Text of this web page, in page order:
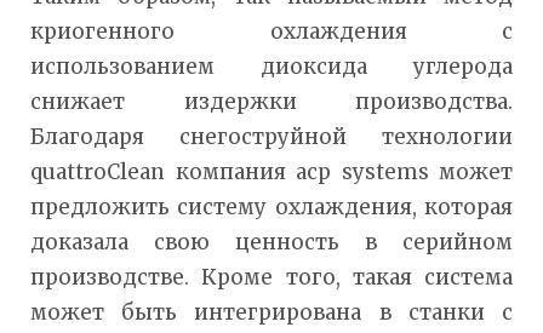
криогенного охлаждения с
использованием диоксида углерода
снижает издержки производства.
Благодаря снегоструйной технологии
quattroClean компания acp systems может
предложить систему охлаждения, которая
доказала свою ценность в серийном
производстве. Кроме того, такая система
может быть интегрирована в станки с